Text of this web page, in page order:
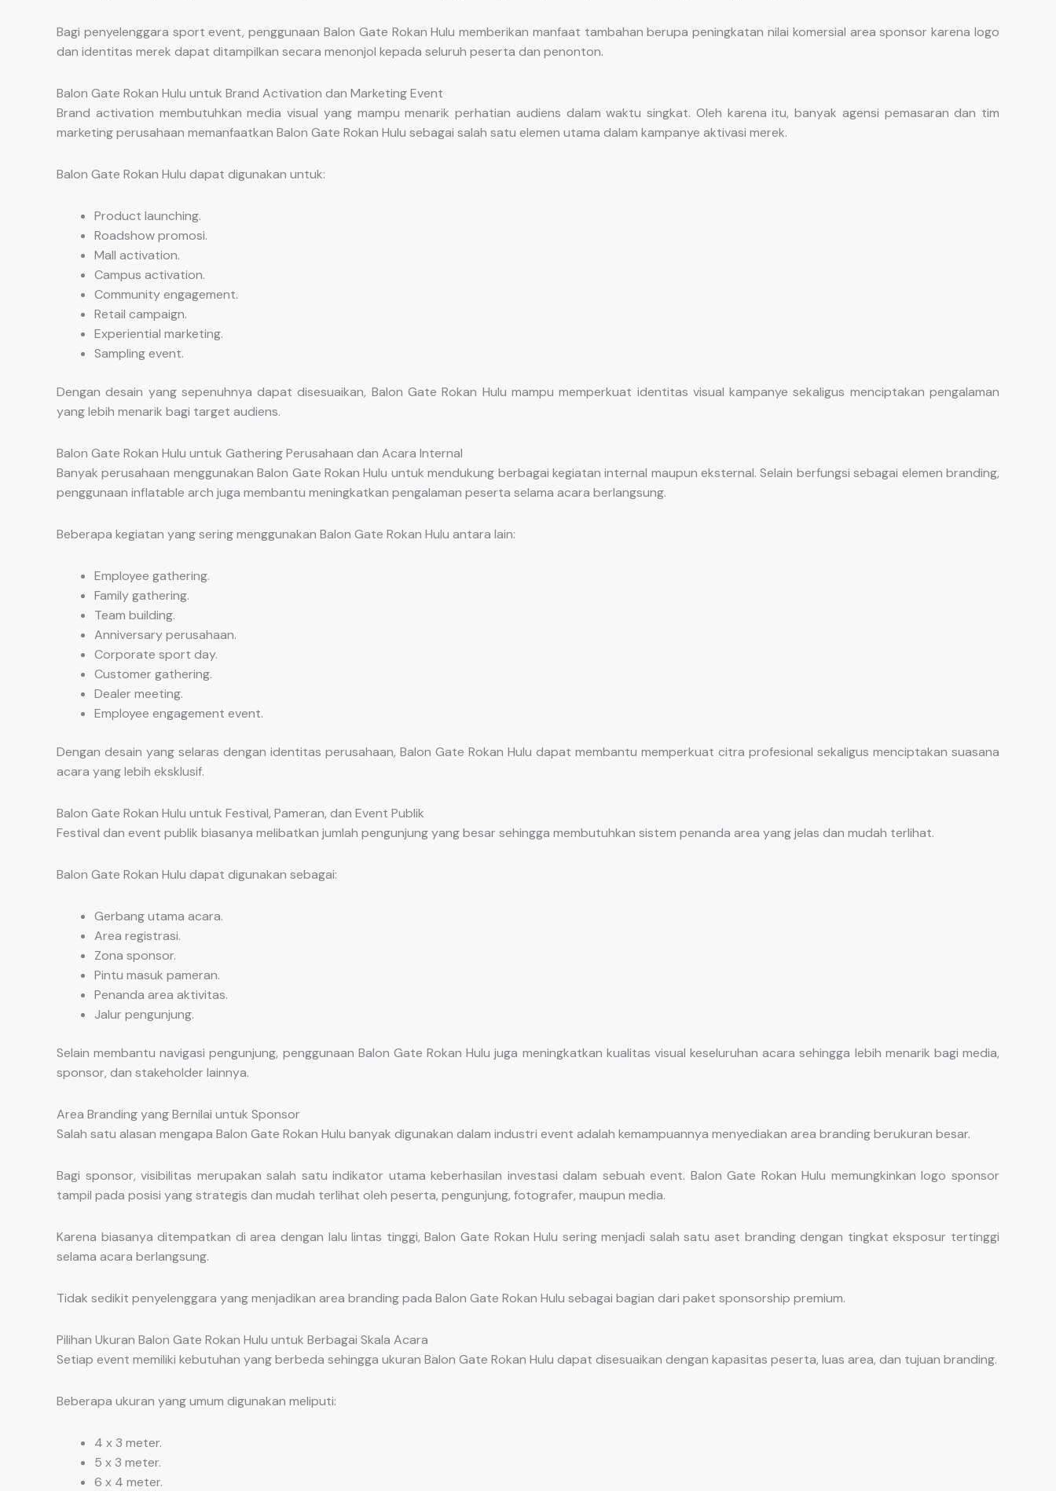
Bagi penyelenggara sport event, penggunaan Balon Gate Rokan Hulu memberikan manfaat tambahan berupa peningkatan nilai komersial area sponsor karena logo
dan identitas merek dapat ditampilkan secara menonjol kepada seluruh peserta dan penonton.
Balon Gate Rokan Hulu untuk Brand Activation dan Marketing Event
Brand activation membutuhkan media visual yang mampu menarik perhatian audiens dalam waktu singkat. Oleh karena itu, banyak agensi pemasaran dan tim
marketing perusahaan memanfaatkan Balon Gate Rokan Hulu sebagai salah satu elemen utama dalam kampanye aktivasi merek.
Balon Gate Rokan Hulu dapat digunakan untuk:
Product launching.
Roadshow promosi.
Mall activation.
Campus activation.
Community engagement.
Retail campaign.
Experiential marketing.
Sampling event.
Dengan desain yang sepenuhnya dapat disesuaikan, Balon Gate Rokan Hulu mampu memperkuat identitas visual kampanye sekaligus menciptakan pengalaman
yang lebih menarik bagi target audiens.
Balon Gate Rokan Hulu untuk Gathering Perusahaan dan Acara Internal
Banyak perusahaan menggunakan Balon Gate Rokan Hulu untuk mendukung berbagai kegiatan internal maupun eksternal. Selain berfungsi sebagai elemen branding,
penggunaan inflatable arch juga membantu meningkatkan pengalaman peserta selama acara berlangsung.
Beberapa kegiatan yang sering menggunakan Balon Gate Rokan Hulu antara lain:
Employee gathering.
Family gathering.
Team building.
Anniversary perusahaan.
Corporate sport day.
Customer gathering.
Dealer meeting.
Employee engagement event.
Dengan desain yang selaras dengan identitas perusahaan, Balon Gate Rokan Hulu dapat membantu memperkuat citra profesional sekaligus menciptakan suasana
acara yang lebih eksklusif.
Balon Gate Rokan Hulu untuk Festival, Pameran, dan Event Publik
Festival dan event publik biasanya melibatkan jumlah pengunjung yang besar sehingga membutuhkan sistem penanda area yang jelas dan mudah terlihat.
Balon Gate Rokan Hulu dapat digunakan sebagai:
Gerbang utama acara.
Area registrasi.
Zona sponsor.
Pintu masuk pameran.
Penanda area aktivitas.
Jalur pengunjung.
Selain membantu navigasi pengunjung, penggunaan Balon Gate Rokan Hulu juga meningkatkan kualitas visual keseluruhan acara sehingga lebih menarik bagi media,
sponsor, dan stakeholder lainnya.
Area Branding yang Bernilai untuk Sponsor
Salah satu alasan mengapa Balon Gate Rokan Hulu banyak digunakan dalam industri event adalah kemampuannya menyediakan area branding berukuran besar.
Bagi sponsor, visibilitas merupakan salah satu indikator utama keberhasilan investasi dalam sebuah event. Balon Gate Rokan Hulu memungkinkan logo sponsor
tampil pada posisi yang strategis dan mudah terlihat oleh peserta, pengunjung, fotografer, maupun media.
Karena biasanya ditempatkan di area dengan lalu lintas tinggi, Balon Gate Rokan Hulu sering menjadi salah satu aset branding dengan tingkat eksposur tertinggi
selama acara berlangsung.
Tidak sedikit penyelenggara yang menjadikan area branding pada Balon Gate Rokan Hulu sebagai bagian dari paket sponsorship premium.
Pilihan Ukuran Balon Gate Rokan Hulu untuk Berbagai Skala Acara
Setiap event memiliki kebutuhan yang berbeda sehingga ukuran Balon Gate Rokan Hulu dapat disesuaikan dengan kapasitas peserta, luas area, dan tujuan branding.
Beberapa ukuran yang umum digunakan meliputi:
4 x 3 meter.
5 x 3 meter.
6 x 4 meter.